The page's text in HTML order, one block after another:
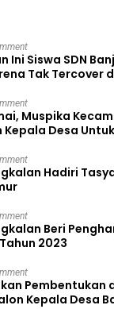
Ini Siswa SDN
Tak Tercover
Muspika
Kepala Desa
Hadiri
Beri
2023
Pembentukan
Kepala Desa